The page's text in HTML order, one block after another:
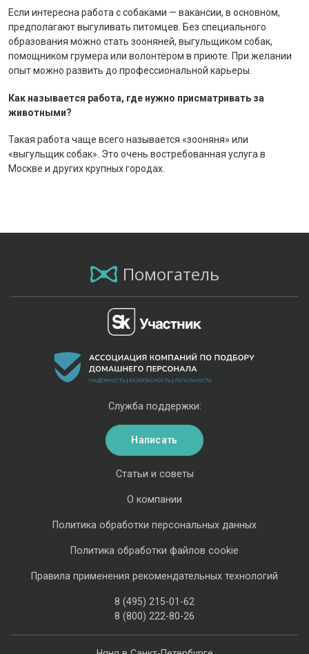
Если интересна работа с собаками — вакансии, в основном,
предполагают выгуливать питомцев. Без специального
образования можно стать зооняней, выгульщиком собак,
помощником грумера или волонтёром в приюте. При желании
опыт можно развить до профессиональной карьеры.
Как называется работа, где нужно присматривать за
животными?
Такая работа чаще всего называется «зооняня» или
«выгульщик собак». Это очень востребованная услуга в
Москве и других крупных городах.
Помогатель
Статьи и советы
О компании
Политика обработки персональных данных
Политика обработки файлов cookie
Правила применения рекомендательных технологий
8 (495) 215-01-62
8 (800) 222-80-26
Служба поддержки:
Написать